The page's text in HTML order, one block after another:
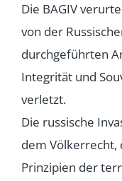
Die BAGIV
von der
durchgeführten
Integrität und
verletzt.
Die russische
dem Völkerrecht,
Prinzipien der